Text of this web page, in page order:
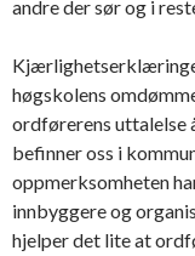
andre der sør og i
høgskolens
ordførerens uttalelse
befinner oss i
oppmerksomheten
innbyggere og
hjelper det lite at